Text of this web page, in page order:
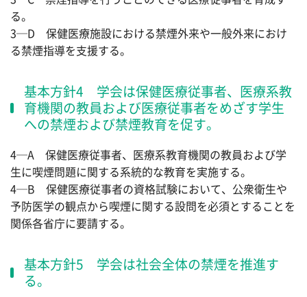
る。
3─D 保健医療施設における禁煙外来や一般外来におけ
る禁煙指導を支援する。
基本方針4 学会は保健医療従事者、医療系教
育機関の教員および医療従事者をめざす学生
への禁煙および禁煙教育を促す。
4─A 保健医療従事者、医療系教育機関の教員および学
生に喫煙問題に関する系統的な教育を実施する。
4─B 保健医療従事者の資格試験において、公衆衛生や
予防医学の観点から喫煙に関する設問を必須とすることを
関係各省庁に要請する。
基本方針5 学会は社会全体の禁煙を推進す
る。